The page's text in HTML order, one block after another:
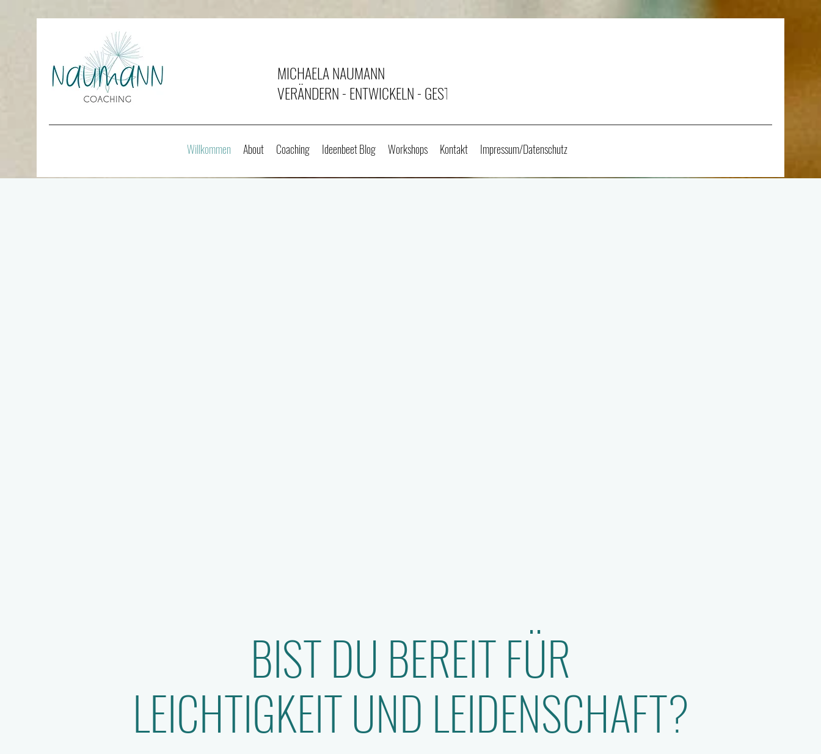
MICHAELA NAUMANN
VERÄNDERN - ENTWICKELN - GESTALTEN
Willkommen About Coaching Ideenbeet Blog Workshops Kontakt Impressum/Datenschutz
BIST DU BEREIT FÜR
LEICHTIGKEIT UND LEIDENSCHAFT?